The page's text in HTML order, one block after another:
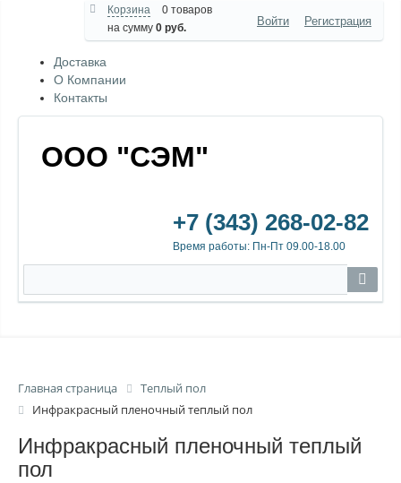
Корзина
0 товаров
на сумму 0 руб. Войти Регистрация
Доставка
О Компании
Контакты
ООО "СЭМ"
+7 (343) 268-02-82
Время работы: Пн-Пт 09.00-18.00
Главная страница
Теплый пол
Инфракрасный пленочный теплый пол
Инфракрасный пленочный теплый
пол